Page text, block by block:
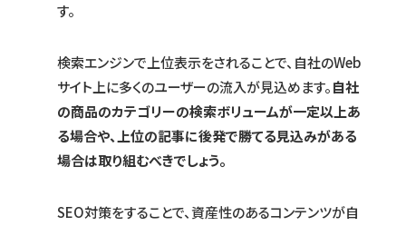
す。
検索エンジンで上位表示をされることで、自社のWeb
サイト上に多くのユーザーの流入が見込めます。自社
の商品のカテゴリーの検索ボリュームが一定以上あ
る場合や、上位の記事に後発で勝てる見込みがある
場合は取り組むべきでしょう。
SEO対策をすることで、資産性のあるコンテンツが自